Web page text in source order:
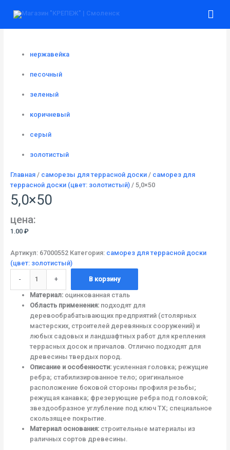
нержавейка
песочный
зеленый
коричневый
серый
золотистый
Главная/ саморезы для террасной доски/ саморез для
террасной доски (цвет: золотистый)/ 5,0×50
5,0×50
цена:
1.00 ₽
Артикул: 67000552 Категория: саморез для террасной доски
(цвет: золотистый)
-
товара
+ В корзину
Материал:оцинкованная сталь
Область применения:подходят для
деревообрабатывающих предприятий (столярных
мастерских, строителей деревянных сооружений) и
любых садовых и ландшафтных работ для крепления
террасных досок и причалов. Отлично подходят для
древесины твердых пород.
Описание и особенности:усиленная головка; режущие
ребра; стабилизированное тело; оригинальное
расположение боковой стороны профиля резьбы;
режущая канавка; фрезерующие ребра под головкой;
звездообразное углубление под ключ TX; специальное
скользящее покрытие.
Материал основания:строительные материалы из
раличных сортов древесины.